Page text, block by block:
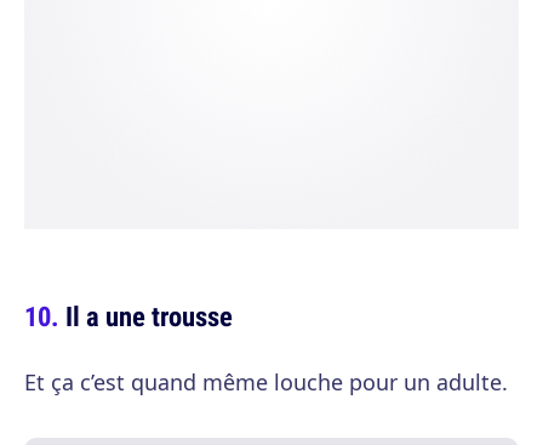
Il a une trousse
Et ça c’est quand même louche pour un adulte.